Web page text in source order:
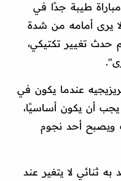
طيبة جدًا في
يرى أمامه من شدة
حدث تغيير تكتيكي،
عندما يكون في
أن يكون أساسيًا،
ويصبح أحد نجوم
ثنائي لا يتغير عند